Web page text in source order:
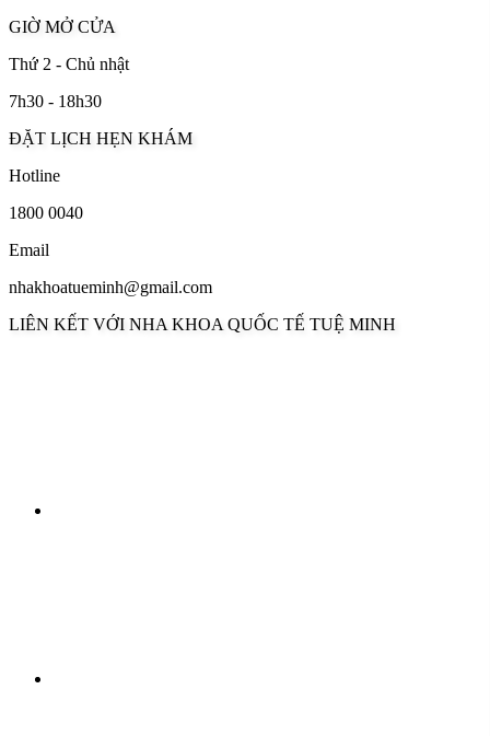
GIỜ MỞ CỬA
Thứ 2 - Chủ nhật
7h30 - 18h30
ĐẶT LỊCH HẸN KHÁM
Hotline
1800 0040
Email
nhakhoatueminh@gmail.com
LIÊN KẾT VỚI NHA KHOA QUỐC TẾ TUỆ MINH